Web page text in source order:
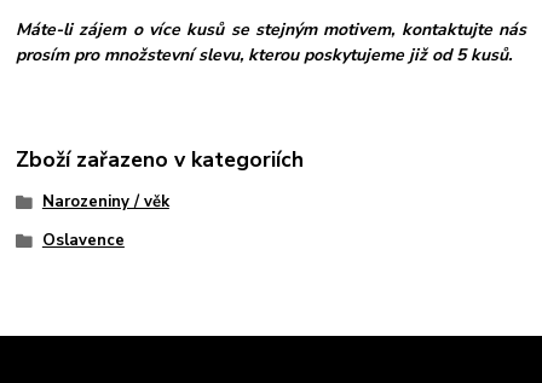
Máte-li zájem o více kusů se stejným motivem, kontaktujte nás
prosím pro množstevní slevu, kterou poskytujeme již od 5 kusů.
Zboží zařazeno v kategoriích
Narozeniny / věk
Oslavence